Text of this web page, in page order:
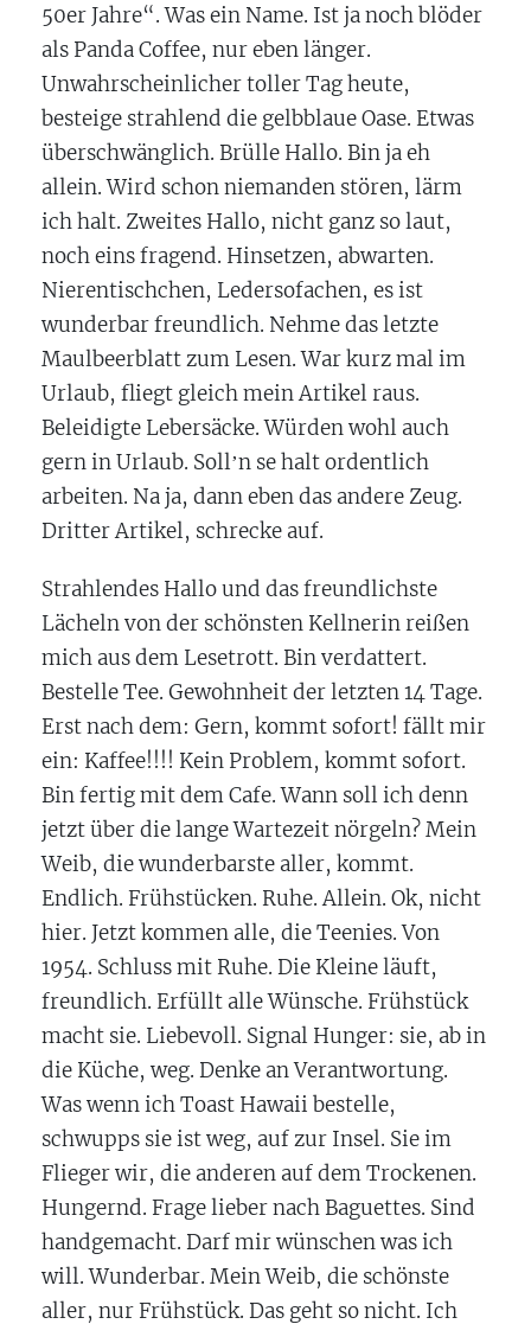
50er Jahre“. Was ein Name. Ist ja noch blöder
als Panda Coffee, nur eben länger.
Unwahrscheinlicher toller Tag heute,
besteige strahlend die gelbblaue Oase. Etwas
überschwänglich. Brülle Hallo. Bin ja eh
allein. Wird schon niemanden stören, lärm
ich halt. Zweites Hallo, nicht ganz so laut,
noch eins fragend. Hinsetzen, abwarten.
Nierentischchen, Ledersofachen, es ist
wunderbar freundlich. Nehme das letzte
Maulbeerblatt zum Lesen. War kurz mal im
Urlaub, fliegt gleich mein Artikel raus.
Beleidigte Lebersäcke. Würden wohl auch
gern in Urlaub. Soll’n se halt ordentlich
arbeiten. Na ja, dann eben das andere Zeug.
Dritter Artikel, schrecke auf.
Strahlendes Hallo und das freundlichste
Lächeln von der schönsten Kellnerin reißen
mich aus dem Lesetrott. Bin verdattert.
Bestelle Tee. Gewohnheit der letzten 14 Tage.
Erst nach dem: Gern, kommt sofort! fällt mir
ein: Kaffee!!!! Kein Problem, kommt sofort.
Bin fertig mit dem Cafe. Wann soll ich denn
jetzt über die lange Wartezeit nörgeln? Mein
Weib, die wunderbarste aller, kommt.
Endlich. Frühstücken. Ruhe. Allein. Ok, nicht
hier. Jetzt kommen alle, die Teenies. Von
1954. Schluss mit Ruhe. Die Kleine läuft,
freundlich. Erfüllt alle Wünsche. Frühstück
macht sie. Liebevoll. Signal Hunger: sie, ab in
die Küche, weg. Denke an Verantwortung.
Was wenn ich Toast Hawaii bestelle,
schwupps sie ist weg, auf zur Insel. Sie im
Flieger wir, die anderen auf dem Trockenen.
Hungernd. Frage lieber nach Baguettes. Sind
handgemacht. Darf mir wünschen was ich
will. Wunderbar. Mein Weib, die schönste
aller, nur Frühstück. Das geht so nicht. Ich